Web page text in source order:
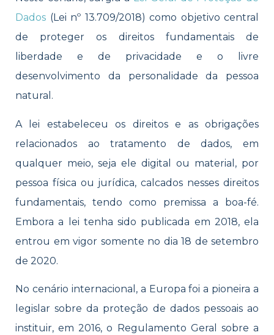
Dados (Lei nº 13.709/2018) como objetivo central
de proteger os direitos fundamentais de
liberdade e de privacidade e o livre
desenvolvimento da personalidade da pessoa
natural.
A lei estabeleceu os direitos e as obrigações
relacionados ao tratamento de dados, em
qualquer meio, seja ele digital ou material, por
pessoa física ou jurídica, calcados nesses direitos
fundamentais, tendo como premissa a boa-fé.
Embora a lei tenha sido publicada em 2018, ela
entrou em vigor somente no dia 18 de setembro
de 2020.
No cenário internacional, a Europa foi a pioneira a
legislar sobre da proteção de dados pessoais ao
instituir, em 2016, o Regulamento Geral sobre a